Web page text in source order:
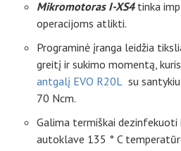
Mikromotoras I-XS4tinka
operacijoms atlikti.
Programinė įranga leidžia
greitį ir sukimo momentą,
antgalį EVO R20L su
70 Ncm.
Galima termiškai
autoklave 135 ° C